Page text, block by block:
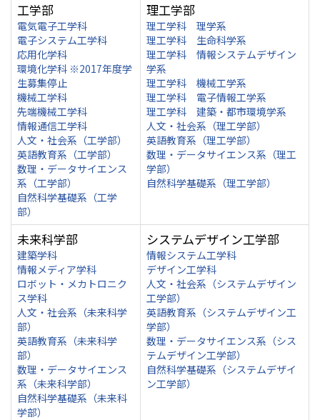
工学部
電気電子工学科
電子システム工学科
応用化学科
環境化学科 ※2017年度学
生募集停止
機械工学科
先端機械工学科
情報通信工学科
人文・社会系（工学部）
英語教育系（工学部）
数理・データサイエンス
系（工学部）
自然科学基礎系（工学
部）
理工学部
理工学科 理学系
理工学科 生命科学系
理工学科 情報システムデザイン
学系
理工学科 機械工学系
理工学科 電子情報工学系
理工学科 建築・都市環境学系
人文・社会系（理工学部）
英語教育系（理工学部）
数理・データサイエンス系（理工
学部）
自然科学基礎系（理工学部）
未来科学部
建築学科
情報メディア学科
ロボット・メカトロニク
ス学科
人文・社会系（未来科学
部）
英語教育系（未来科学
部）
数理・データサイエンス
系（未来科学部）
自然科学基礎系（未来科
学部）
システムデザイン工学部
情報システム工学科
デザイン工学科
人文・社会系（システムデザイン
工学部）
英語教育系（システムデザイン工
学部）
数理・データサイエンス系（シス
テムデザイン工学部）
自然科学基礎系（システムデザイ
ン工学部）